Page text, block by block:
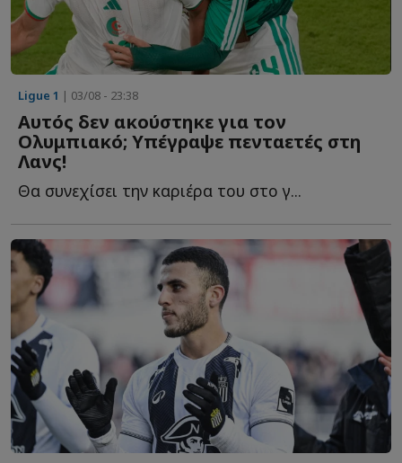
Ligue 1 | 03/08 - 23:38
Αυτός δεν ακούστηκε για τον
Ολυμπιακό; Υπέγραψε πενταετές στη
Λανς!
Θα συνεχίσει την καριέρα του στο γ...